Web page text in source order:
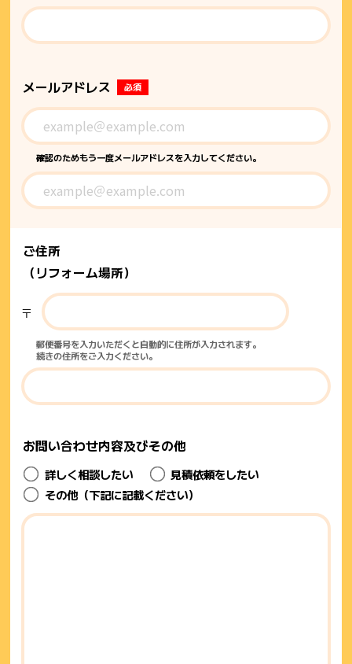
メールアドレス 必須
確認のためもう一度メールアドレスを入力してください。
ご住所
（リフォーム場所）
〒
郵便番号を入力いただくと自動的に住所が入力されます。
続きの住所をご入力ください。
お問い合わせ内容及びその他
詳しく相談したい
見積依頼をしたい
その他（下記に記載ください）